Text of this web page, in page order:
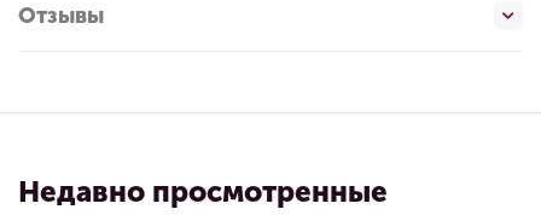
Отзывы
Недавно просмотренные